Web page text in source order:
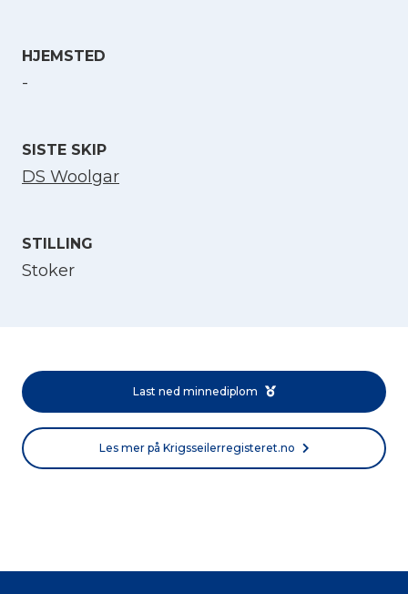
HJEMSTED
-
SISTE SKIP
DS Woolgar
STILLING
Stoker
Last ned minnediplom
Les mer på Krigsseilerregisteret.no
English
Norsk bokmål